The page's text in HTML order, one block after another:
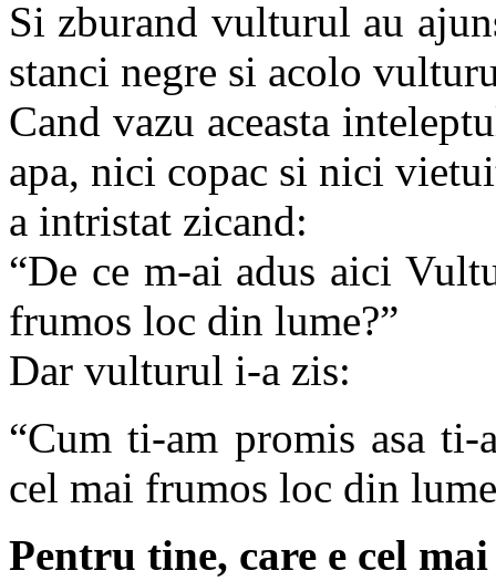
Si zburand vulturul au
stanci negre si acolo
Cand vazu aceasta
apa, nici copac si nici
a intristat zicand:
“De ce m-ai adus aici
frumos loc din lume?”
Dar vulturul i-a zis:
“Cum ti-am promis asa ti-
cel mai frumos loc din
Pentru tine, care e cel